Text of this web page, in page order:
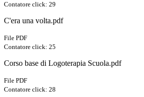
Contatore click: 29
C'era una volta.pdf
File PDF
Contatore click: 25
Corso base di Logoterapia Scuola.pdf
File PDF
Contatore click: 28